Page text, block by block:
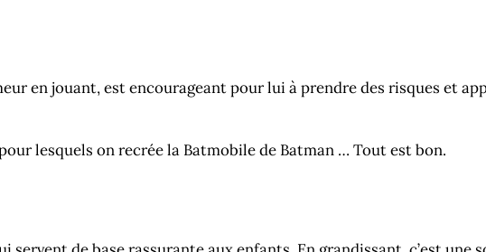
en jouant, est encourageant pour lui à prendre des risques et
lesquels on recrée la Batmobile de Batman … Tout est bon.